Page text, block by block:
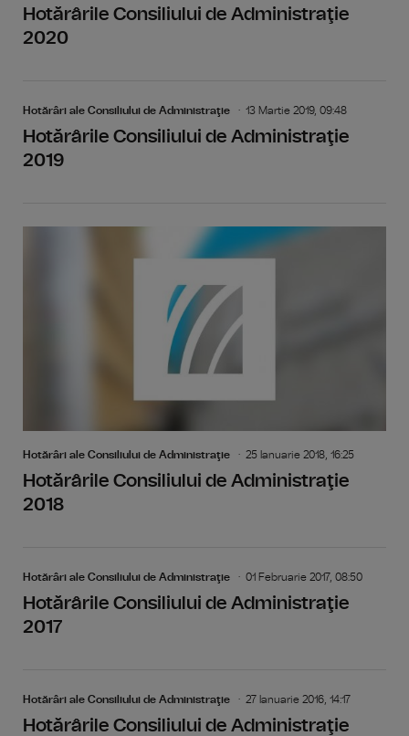
Hotărârile Consiliului de Administraţie
2020
Hotărâri ale Consiliului de Administraţie 13 Martie 2019, 09:48
Hotărârile Consiliului de Administraţie
2019
Hotărâri ale Consiliului de Administraţie 25 Ianuarie 2018, 16:25
Hotărârile Consiliului de Administraţie
2018
Hotărâri ale Consiliului de Administraţie 01 Februarie 2017, 08:50
Hotărârile Consiliului de Administraţie
2017
Hotărâri ale Consiliului de Administraţie 27 Ianuarie 2016, 14:17
Hotărârile Consiliului de Administraţie